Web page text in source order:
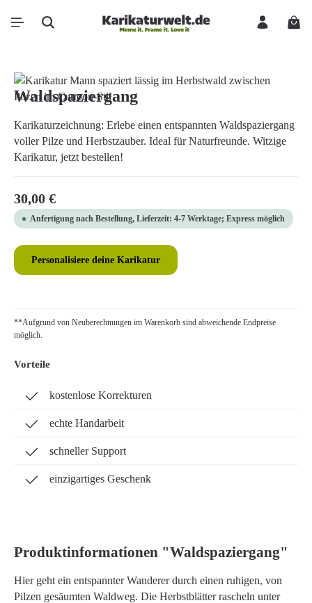
Zum Hauptinhalt springen
Bildergalerie überspringen
Waldspaziergang
Karikaturzeichnung: Erlebe einen entspannten Waldspaziergang
voller Pilze und Herbstzauber. Ideal für Naturfreunde. Witzige
Karikatur, jetzt bestellen!
Regulärer Preis:
30,00 €
Anfertigung nach Bestellung, Lieferzeit: 4-7 Werktage; Express möglich
Personalisiere deine Karikatur
**Aufgrund von Neuberechnungen im Warenkorb sind abweichende Endpreise
möglich.
Vorteile
kostenlose Korrekturen
echte Handarbeit
schneller Support
einzigartiges Geschenk
Produktinformationen "Waldspaziergang"
Hier geht ein entspannter Wanderer durch einen ruhigen, von
Pilzen gesäumten Waldweg. Die Herbstblätter rascheln unter